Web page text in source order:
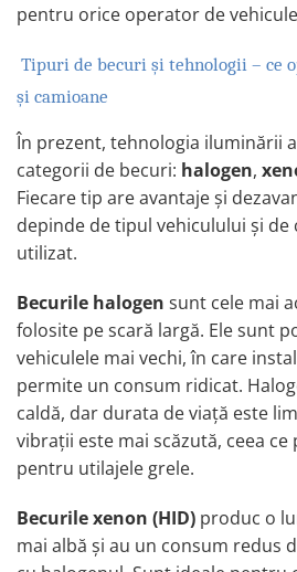
Becuri Led Auto
Seturi de Becuri Auto
Faruri Camioane, Utilaje &
Lampi de ceata
Lampi Gabarit LED
Lampi gabarit auto si remorci
Lampi gabarit cu brat auto si
Lampi interior, Plafoniere
Lampi LED auto dedicate
Lampi numar Inmatriculare
Lampi Stop, Semnalizare & Triple
Lampi Fata cu Bec & Semnalizare
Lampi Fata LED & Semnalizare
Lampi Spate LED & Triple
Seturi Lampi Spate Triple
pentru orice operator de
Tipuri de becuri și tehnologii – ce
și camioane
În prezent, tehnologia iluminării
categorii de becuri: halogen,
Fiecare tip are avantaje și
depinde de tipul vehiculului și
utilizat.
Becurile halogen sunt cele mai
folosite pe scară largă. Ele sunt
vehiculele mai vechi, în care
permite un consum ridicat.
caldă, dar durata de viață este
vibrații este mai scăzută, ceea
pentru utilajele grele.
Becurile xenon (HID) produc o
mai albă și au un consum redus